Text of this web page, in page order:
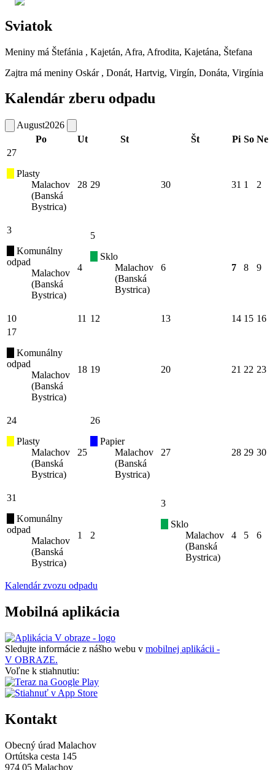
Sviatok
Meniny má Štefánia , Kajetán, Afra, Afrodita, Kajetána, Štefana
Zajtra má meniny Oskár , Donát, Hartvig, Virgín, Donáta, Virgínia
Kalendár zberu odpadu
August2026
Po
Ut St Št Pi So Ne
27
Plasty
Malachov
(Banská
Bystrica)
28 29 30 31 1 2
3
Komunálny
odpad
Malachov
(Banská
Bystrica)
4
5
Sklo
Malachov
(Banská
Bystrica)
6 7 8 9
10 11 12 13 14 15 16
17
Komunálny
odpad
Malachov
(Banská
Bystrica)
18 19 20 21 22 23
24
Plasty
Malachov
(Banská
Bystrica)
25
26
Papier
Malachov
(Banská
Bystrica)
27 28 29 30
31
Komunálny
odpad
Malachov
(Banská
Bystrica)
1 2
3
Sklo
Malachov
(Banská
Bystrica)
4 5 6
Kalendár zvozu odpadu
Mobilná aplikácia
Sledujte informácie z nášho webu v mobilnej aplikácii -
V OBRAZE.
Voľne k stiahnutiu:
Kontakt
Obecný úrad Malachov
Ortútska cesta 145
974 05 Malachov